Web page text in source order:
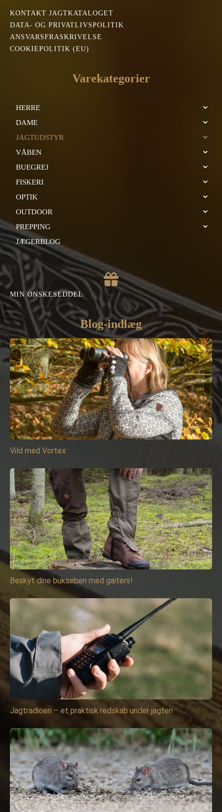
KONTAKT JAGTKATALOGET
DATA- OG PRIVATLIVSPOLITIK
ANSVARSFRASKRIVELSE
COOKIEPOLITIK (EU)
Varekategorier
HERRE
DAME
JAGTUDSTYR
VÅBEN
BUEGREJ
FISKERI
OPTIK
OUTDOOR
PREPPING
JÆGERBLOG
MIN ØNSKESEDDEL
Blog-indlæg
Vild med Vortex
Beskyt dine bukseben med gaiters!
Jagtradioen – et praktisk redskab under jagten